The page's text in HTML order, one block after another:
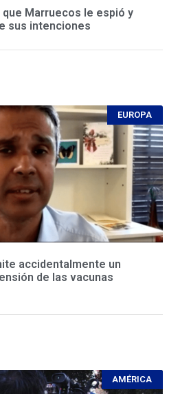
Marruecos le espió y
sus intenciones
EUROPA
accidentalmente un
de las vacunas
AMÉRICA